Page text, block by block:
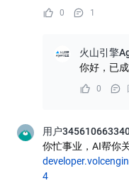
0 1
火山引擎
你好，已
0
用户
你忙事业，AI帮你
4